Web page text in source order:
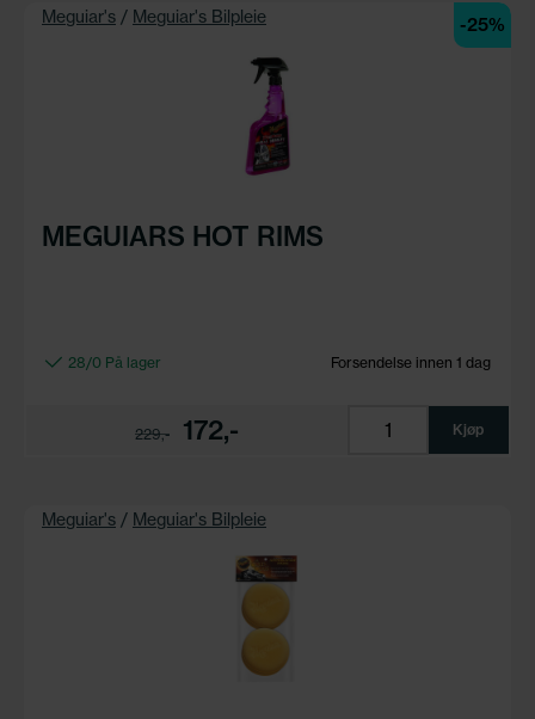
Meguiar's / Meguiar's Bilpleie -25%
MEGUIARS HOT RIMS
28/0 På lager Forsendelse innen 1 dag
229,- 172,- Kjøp
Meguiar's / Meguiar's Bilpleie